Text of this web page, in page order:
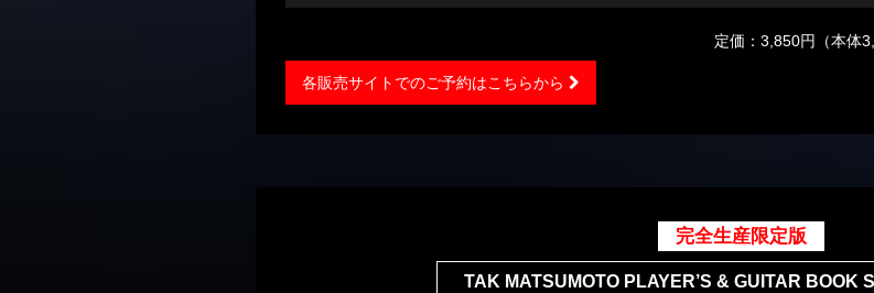
定価：3,850円（本体
各販売サイトでのご予約はこちらから
完全生産限定版
TAK MATSUMOTO PLAYER’S & GUITAR BOOK